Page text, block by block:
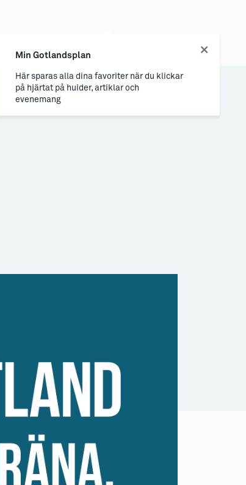
Min Gotlandsplan
Här sparas alla dina favoriter när du klickar
på hjärtat på huider, artiklar och
evenemang